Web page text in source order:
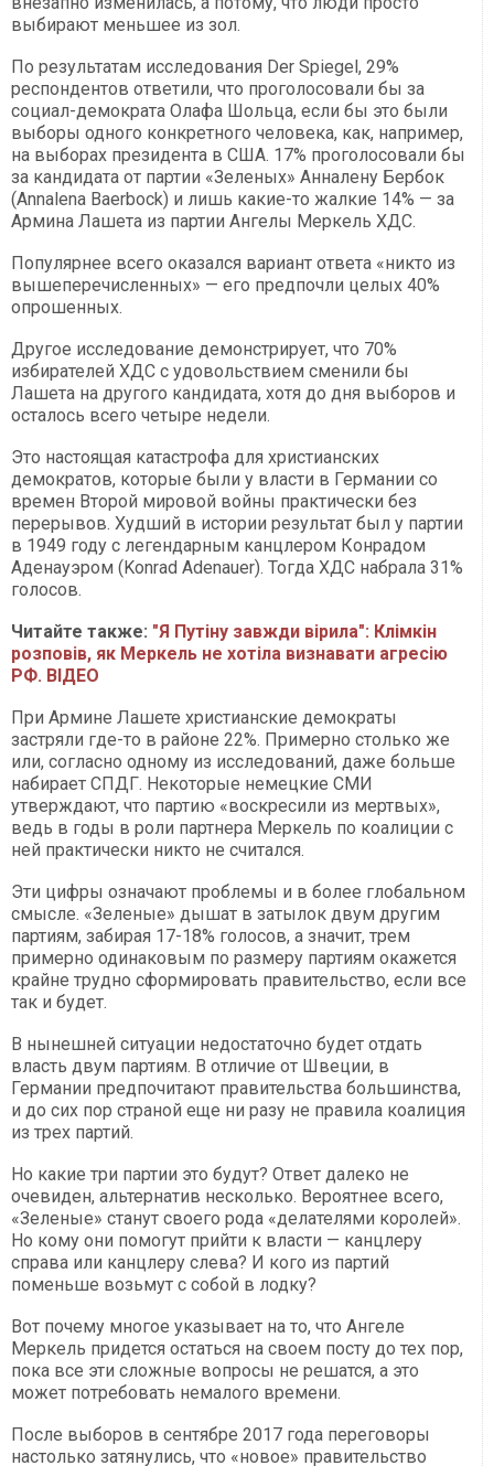
выбирают меньшее из зол.
По результатам исследования Der Spiegel, 29%
респондентов ответили, что проголосовали бы за
социал-демократа Олафа Шольца, если бы это были
выборы одного конкретного человека, как, например,
на выборах президента в США. 17% проголосовали бы
за кандидата от партии «Зеленых» Анналену Бербок
(Annalena Baerbock) и лишь какие-то жалкие 14% — за
Армина Лашета из партии Ангелы Меркель ХДС.
Популярнее всего оказался вариант ответа «никто из
вышеперечисленных» — его предпочли целых 40%
опрошенных.
Другое исследование демонстрирует, что 70%
избирателей ХДС с удовольствием сменили бы
Лашета на другого кандидата, хотя до дня выборов и
осталось всего четыре недели.
Это настоящая катастрофа для христианских
демократов, которые были у власти в Германии со
времен Второй мировой войны практически без
перерывов. Худший в истории результат был у партии
в 1949 году с легендарным канцлером Конрадом
Аденауэром (Konrad Adenauer). Тогда ХДС набрала 31%
голосов.
Читайте также: "Я Путіну завжди вірила": Клімкін
розповів, як Меркель не хотіла визнавати агресію
РФ. ВІДЕО
При Армине Лашете христианские демократы
застряли где-то в районе 22%. Примерно столько же
или, согласно одному из исследований, даже больше
набирает СПДГ. Некоторые немецкие СМИ
утверждают, что партию «воскресили из мертвых»,
ведь в годы в роли партнера Меркель по коалиции с
ней практически никто не считался.
Эти цифры означают проблемы и в более глобальном
смысле. «Зеленые» дышат в затылок двум другим
партиям, забирая 17-18% голосов, а значит, трем
примерно одинаковым по размеру партиям окажется
крайне трудно сформировать правительство, если все
так и будет.
В нынешней ситуации недостаточно будет отдать
власть двум партиям. В отличие от Швеции, в
Германии предпочитают правительства большинства,
и до сих пор страной еще ни разу не правила коалиция
из трех партий.
Но какие три партии это будут? Ответ далеко не
очевиден, альтернатив несколько. Вероятнее всего,
«Зеленые» станут своего рода «делателями королей».
Но кому они помогут прийти к власти — канцлеру
справа или канцлеру слева? И кого из партий
поменьше возьмут с собой в лодку?
Вот почему многое указывает на то, что Ангеле
Меркель придется остаться на своем посту до тех пор,
пока все эти сложные вопросы не решатся, а это
может потребовать немалого времени.
После выборов в сентябре 2017 года переговоры
настолько затянулись, что «новое» правительство